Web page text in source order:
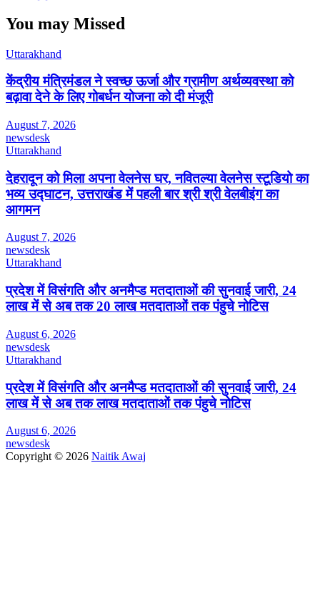
You may Missed
Uttarakhand
केंद्रीय मंत्रिमंडल ने स्वच्छ ऊर्जा और ग्रामीण अर्थव्यवस्था को
बढ़ावा देने के लिए गोबर्धन योजना को दी मंजूरी
August 7, 2026
newsdesk
Uttarakhand
देहरादून को मिला अपना वेलनेस घर, नवितल्या वेलनेस स्टूडियो का
भव्य उद्घाटन, उत्तराखंड में पहली बार श्री श्री वेलबीइंग का
आगमन
August 7, 2026
newsdesk
Uttarakhand
प्रदेश में विसंगति और अनमैप्ड मतदाताओं की सुनवाई जारी, 24
लाख में से अब तक 20 लाख मतदाताओं तक पंहुचे नोटिस
August 6, 2026
newsdesk
Uttarakhand
प्रदेश में विसंगति और अनमैप्ड मतदाताओं की सुनवाई जारी, 24
लाख में से अब तक लाख मतदाताओं तक पंहुचे नोटिस
August 6, 2026
newsdesk
Copyright © 2026 Naitik Awaj